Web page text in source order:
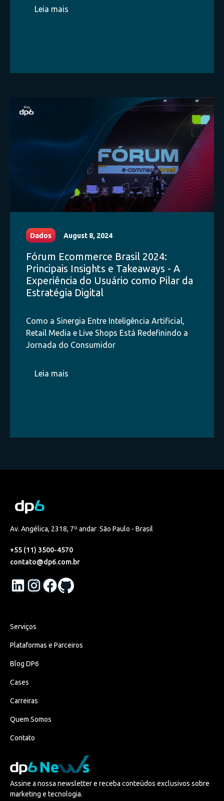
Leia mais
Dados August 8, 2024
Fórum Ecommerce Brasil 2024:
Principais Insights e Takeaways - A
Experiência do Usuário como Pilar da
Estratégia Digital
Como a Sinergia Entre Inteligência Artificial,
Retail Media e Live Shops Está Redefinindo a
Jornada do Consumidor
Leia mais
Av. Angélica, 2318, 7º andar São Paulo - Brasil
+55 (11) 3500-4570
contato@dp6.com.br
Serviços
Plataformas e Parceiros
Blog DP6
Cases
Carreiras
Quem Somos
Contato
Assine a nossa newsletter e receba conteúdos exclusivos sobre
marketing e tecnologia.